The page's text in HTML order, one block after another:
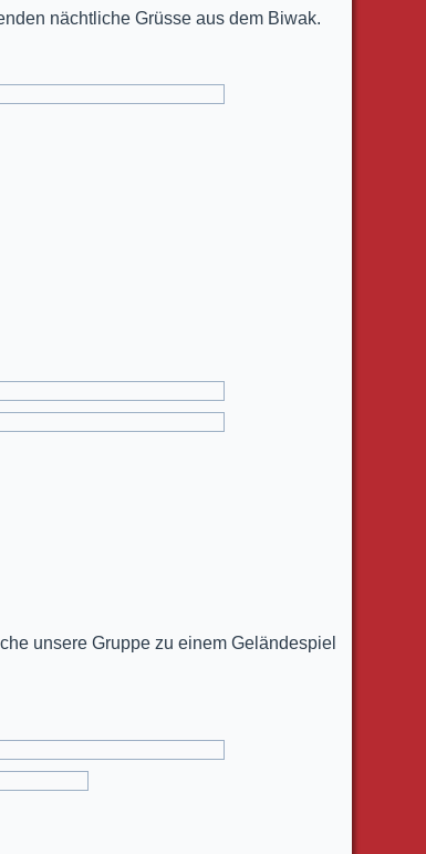
nächtliche Grüsse aus dem Biwak.
unsere Gruppe zu einem Geländespiel